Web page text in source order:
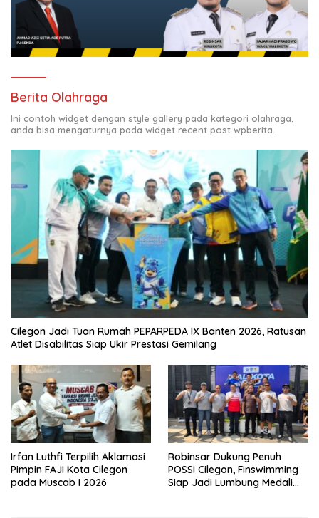
Berita Olahraga
Ini contoh widget dengan style gallery pada kategori olahraga,
anda bisa mengaturnya pada widget recent post wpberita.
Cilegon Jadi Tuan Rumah PEPARPEDA IX Banten 2026, Ratusan
Atlet Disabilitas Siap Ukir Prestasi Gemilang
Irfan Luthfi Terpilih Aklamasi
Pimpin FAJI Kota Cilegon
pada Muscab I 2026
Robinsar Dukung Penuh
POSSI Cilegon, Finswimming
Siap Jadi Lumbung Medali